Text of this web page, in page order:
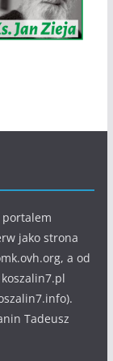
jako strona
a od
Tadeusz